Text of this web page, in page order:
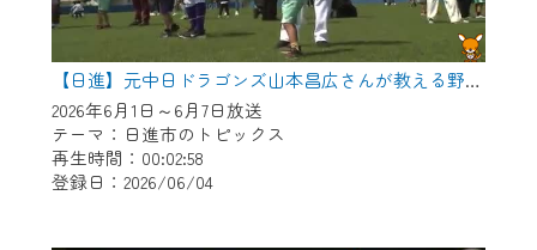
【日進】元中日ドラゴンズ山本昌広さんが教える野球教室
2026年6月1日～6月7日放送
テーマ：日進市のトピックス
再生時間：00:02:58
登録日：2026/06/04